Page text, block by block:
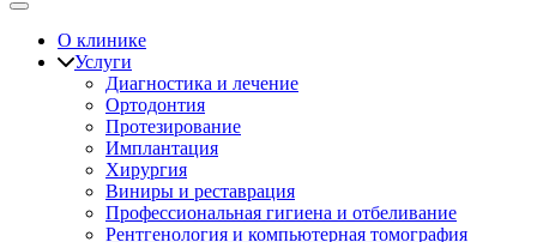
О клинике
Услуги
Диагностика и лечение
Ортодонтия
Протезирование
Имплантация
Хирургия
Виниры и реставрация
Профессиональная гигиена и отбеливание
Рентгенология и компьютерная томография